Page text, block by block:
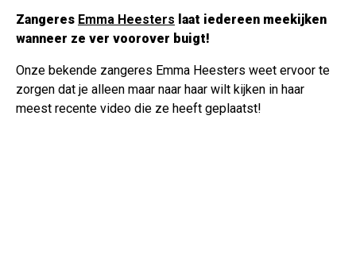
Zangeres Emma Heesters laat iedereen meekijken
wanneer ze ver voorover buigt!
Onze bekende zangeres Emma Heesters weet ervoor te
zorgen dat je alleen maar naar haar wilt kijken in haar
meest recente video die ze heeft geplaatst!